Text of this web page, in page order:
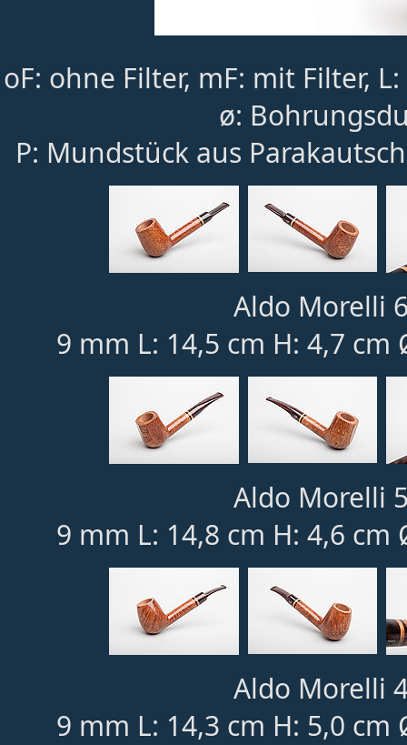
oF: ohne Filter, mF: mit Filter,
ø:
P: Mundstück aus
Aldo Morelli
9 mm L: 14,5 cm H: 4,7 cm
Aldo Morelli
9 mm L: 14,8 cm H: 4,6 cm
Aldo Morelli
9 mm L: 14,3 cm H: 5,0 cm